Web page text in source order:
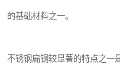
的基础材料之一。
不锈钢扁钢较显著的特点之一